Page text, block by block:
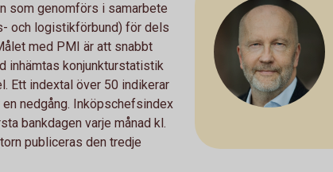
som genomförs i samarbete
och logistikförbund) för dels
med PMI är att snabbt
inhämtas konjunkturstatistik
Ett indextal över 50 indikerar
nedgång. Inköpschefsindex
bankdagen varje månad kl.
publiceras den tredje